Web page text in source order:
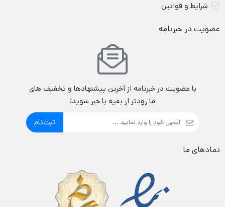
شرایط و قوانین
عضویت در خبرنامه
با عضویت در خبرنامه از آخرین پیشنهادها و تخفیف های
ما زودتر از بقیه با خبر شوید!
ثبت‌نام
نمادهای ما